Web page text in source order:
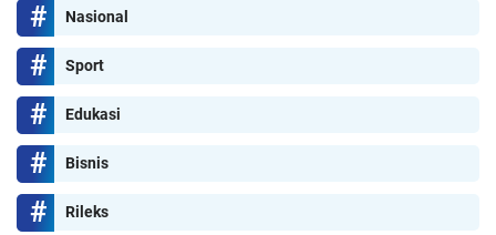
Nasional
Sport
Edukasi
Bisnis
Rileks